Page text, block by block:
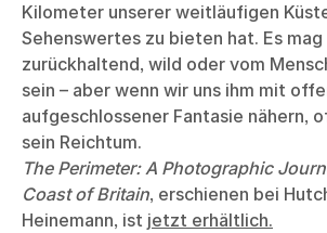
Kilometer unserer weitläufigen
Sehenswertes zu bieten hat. Es
zurückhaltend, wild oder vom
sein – aber wenn wir uns ihm mit
aufgeschlossener Fantasie nähern,
sein Reichtum.
The Perimeter: A Photographic
Coast of Britain, erschienen bei
Heinemann, ist jetzt erhältlich.